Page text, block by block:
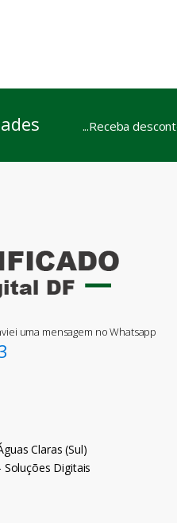
...Receba
uma mensagem no Whatsapp
Claras (Sul)
Digitais